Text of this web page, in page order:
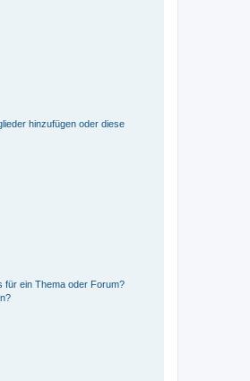
hinzufügen oder diese
für ein Thema oder Forum?